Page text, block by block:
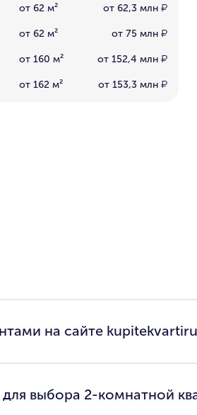
от 62 м² от 62,3 млн ₽
от 62 м² от 75 млн ₽
от 160 м² от 152,4 млн ₽
от 162 м² от 153,3 млн ₽
на сайте
выбора 2-комнатной